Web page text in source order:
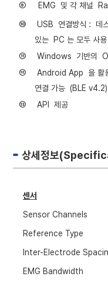
⑨
EMG 및 각 채널
⑩
USB 연결방식 : 데
있는
PC 는 모두 사
⑪
Windows 기반의
⑫
Android App 을 활
연결 가능 (BLE v4.2)
⑬
API 제공
상세정보
센서
Sensor Channels
Reference Type
Inter-Electrode
EMG Bandwidth